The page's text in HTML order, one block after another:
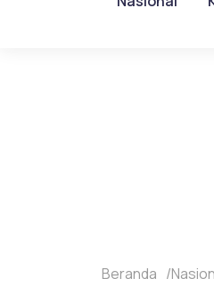
Beranda